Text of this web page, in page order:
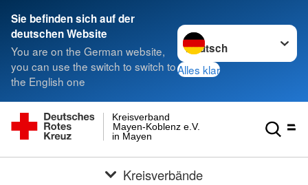
Sie befinden sich auf der
deutschen Website
You are on the German website,
you can use the switch to switch to
the English one
Sprache wechseln zu
Alles klar
in Mayen
Mayen-Koblenz e.V.
Kreisverband
Kreisverbände